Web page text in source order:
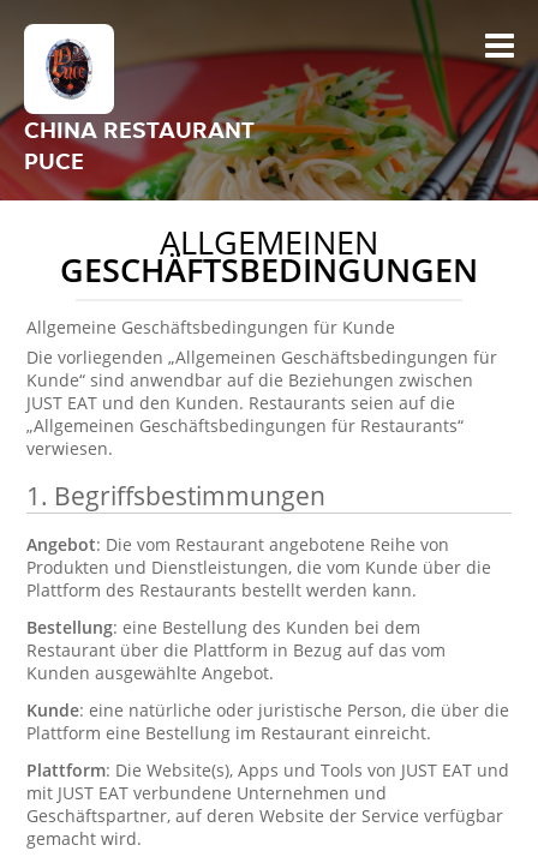
CHINA RESTAURANT
PUCE
ALLGEMEINEN
GESCHÄFTSBEDINGUNGEN
Allgemeine Geschäftsbedingungen für Kunde
Die vorliegenden „Allgemeinen Geschäftsbedingungen für
Kunde“ sind anwendbar auf die Beziehungen zwischen
JUST EAT und den Kunden. Restaurants seien auf die
„Allgemeinen Geschäftsbedingungen für Restaurants“
verwiesen.
1. Begriffsbestimmungen
Angebot: Die vom Restaurant angebotene Reihe von
Produkten und Dienstleistungen, die vom Kunde über die
Plattform des Restaurants bestellt werden kann.
Bestellung: eine Bestellung des Kunden bei dem
Restaurant über die Plattform in Bezug auf das vom
Kunden ausgewählte Angebot.
Kunde: eine natürliche oder juristische Person, die über die
Plattform eine Bestellung im Restaurant einreicht.
Plattform: Die Website(s), Apps und Tools von JUST EAT und
mit JUST EAT verbundene Unternehmen und
Geschäftspartner, auf deren Website der Service verfügbar
gemacht wird.